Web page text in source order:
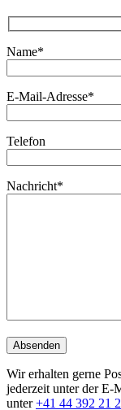
Name*
E-Mail-Adresse*
Telefon
Nachricht*
Wir erhalten gerne
jederzeit unter der E-
unter+41 44 392 21